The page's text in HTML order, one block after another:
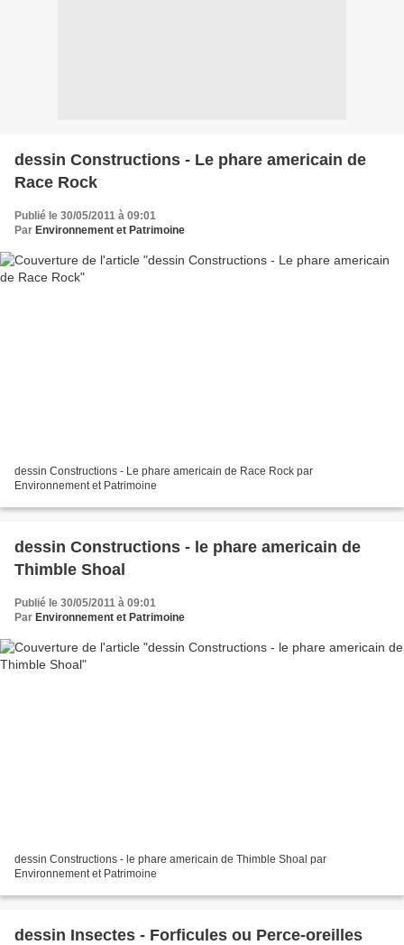
dessin Constructions - Le phare americain de
Race Rock
Publié le 30/05/2011 à 09:01
Par Environnement et Patrimoine
dessin Constructions - Le phare americain de Race Rock par
Environnement et Patrimoine
dessin Constructions - le phare americain de
Thimble Shoal
Publié le 30/05/2011 à 09:01
Par Environnement et Patrimoine
dessin Constructions - le phare americain de Thimble Shoal par
Environnement et Patrimoine
dessin Insectes - Forficules ou Perce-oreilles